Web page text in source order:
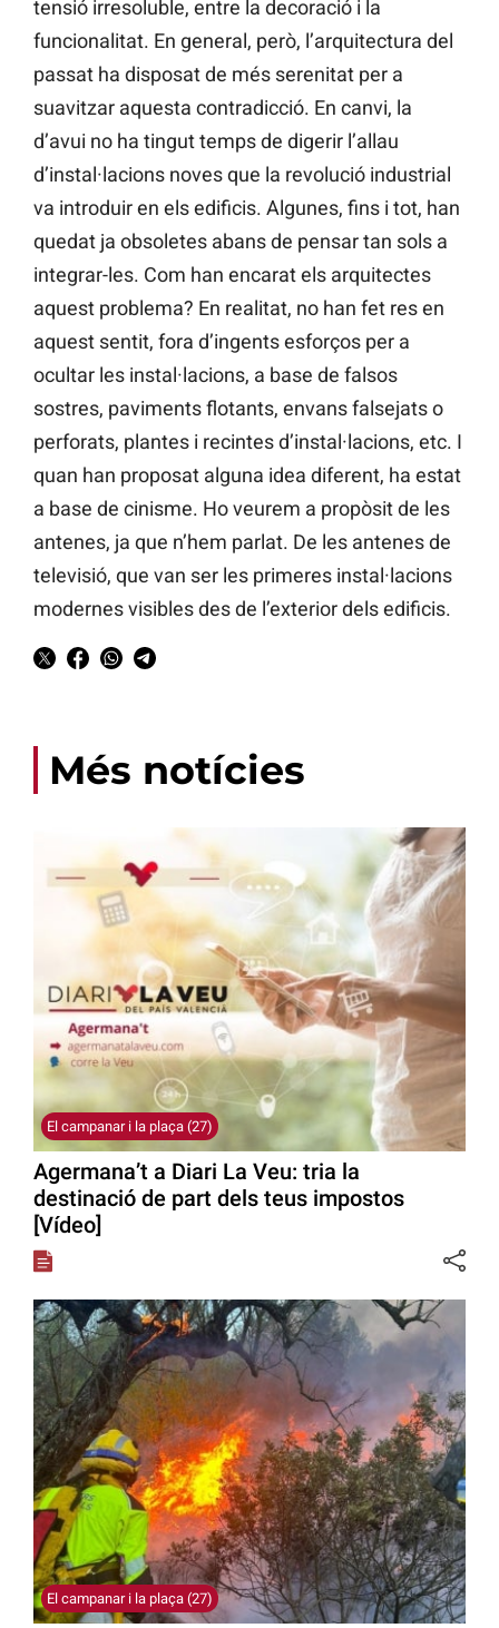
tensió irresoluble, entre la decoració i la
funcionalitat. En general, però, l’arquitectura del
passat ha disposat de més serenitat per a
suavitzar aquesta contradicció. En canvi, la
d’avui no ha tingut temps de digerir l’allau
d’instal·lacions noves que la revolució industrial
va introduir en els edificis. Algunes, fins i tot, han
quedat ja obsoletes abans de pensar tan sols a
integrar-les. Com han encarat els arquitectes
aquest problema? En realitat, no han fet res en
aquest sentit, fora d’ingents esforços per a
ocultar les instal·lacions, a base de falsos
sostres, paviments flotants, envans falsejats o
perforats, plantes i recintes d’instal·lacions, etc. I
quan han proposat alguna idea diferent, ha estat
a base de cinisme. Ho veurem a propòsit de les
antenes, ja que n’hem parlat. De les antenes de
televisió, que van ser les primeres instal·lacions
modernes visibles des de l’exterior dels edificis.
Més notícies
El campanar i la plaça (27)
Agermana’t a Diari La Veu: tria la
destinació de part dels teus impostos
[Vídeo]
El campanar i la plaça (27)